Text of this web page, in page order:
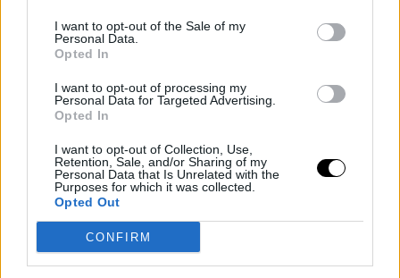
I want to opt-out of the Sale of my
Personal Data.
Opted In
I want to opt-out of processing my
Personal Data for Targeted Advertising.
Opted In
I want to opt-out of Collection, Use,
Retention, Sale, and/or Sharing of my
Personal Data that Is Unrelated with the
Purposes for which it was collected.
Opted Out
CONFIRM
αποκάλυψε η Ελένη Φουρέιρα στην συνέντευξή της στη Vogue
Greece.
ΔΕΙΤΕ ΑΚΟΜΑ